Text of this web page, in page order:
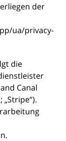
der
ua/privacy-
die
Canal